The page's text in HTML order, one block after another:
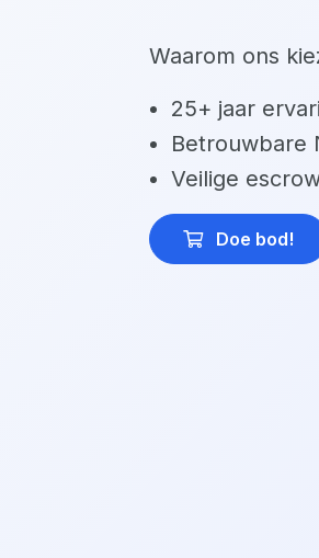
Waarom ons
25+ jaar
Betrouwbare
Veilige
Doe bod!